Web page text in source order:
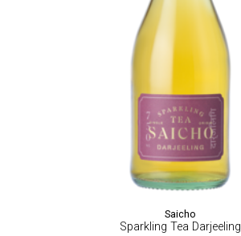
Saicho
Sparkling Tea Darjeeling